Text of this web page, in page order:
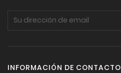
INFORMACIÓN DE CONTACTO